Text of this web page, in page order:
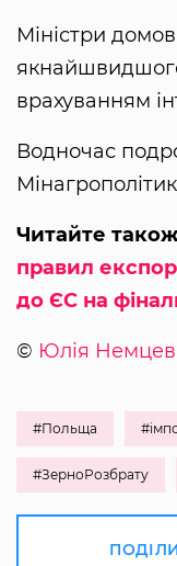
Міністри
врахуванням
Водночас
Читайте
правил
до ЄС на
© Юлія
#Польща
#ЗерноРозбрату